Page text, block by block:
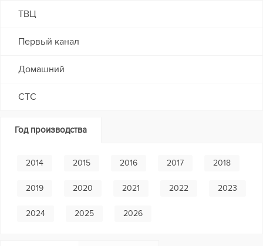
ТВЦ
Первый канал
Домашний
СТС
Год производства
2014 2015 2016 2017 2018
2019 2020 2021 2022 2023
2024 2025 2026